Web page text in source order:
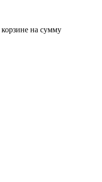
на сумму